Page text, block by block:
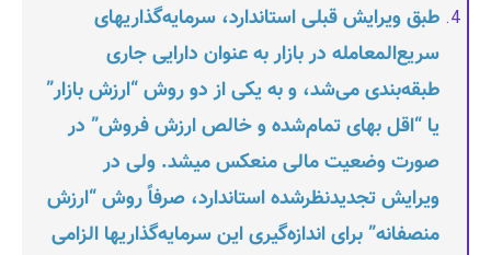
طبق ویرایش قبلی استاندارد، سرمایه‌گذاریهای
سریع‌المعامله در بازار به عنوان دارایی جاری
طبقه‌بندی می‌شد، و به یکی از دو روش “ارزش بازار”
یا “اقل بهای تمام‌شده و خالص ارزش فروش” در
صورت وضعیت مالی منعکس میشد. ولی در
ویرایش تجدیدنظرشده استاندارد، صرفاً روش “ارزش
منصفانه” برای اندازه‌گیری این سرمایه‌گذاریها الزامی